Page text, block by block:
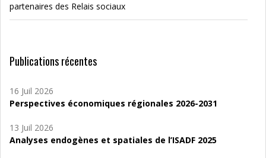
partenaires des Relais sociaux
Publications récentes
16 Juil 2026
Perspectives économiques régionales 2026-2031
13 Juil 2026
Analyses endogènes et spatiales de l’ISADF 2025